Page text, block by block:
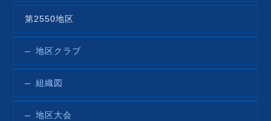
第2550地区
地区クラブ
組織図
地区大会